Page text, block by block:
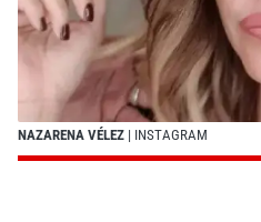
NAZARENA VÉLEZ | INSTAGRAM